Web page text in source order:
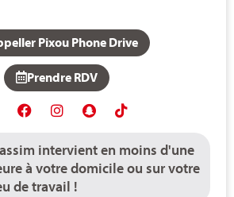
Pixou Phone Drive
Prendre RDV
intervient en moins d'une
à votre domicile ou sur votre
de travail !